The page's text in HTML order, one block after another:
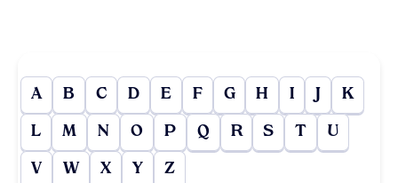
A B C D E F G H I J K
L M N O P Q R S T U
V W X Y Z